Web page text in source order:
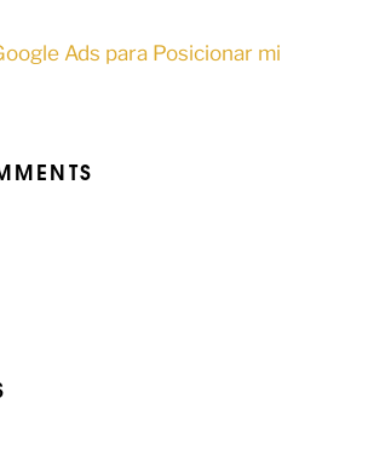
Ads para Posicionar mi